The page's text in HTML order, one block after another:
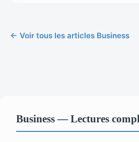
← Voir tous les articles Business
Business — Lectures